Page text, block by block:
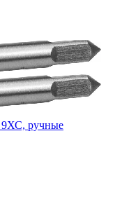
9ХС, ручные